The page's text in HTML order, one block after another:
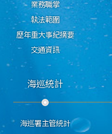
業務職掌
執法範圍
歷年重大事紀摘要
交通資訊
海巡統計
海巡署主管統計